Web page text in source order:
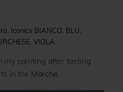
, Iconics BIANCO, BLU,
, VIOLA
my painting after tasting
in the Marche.